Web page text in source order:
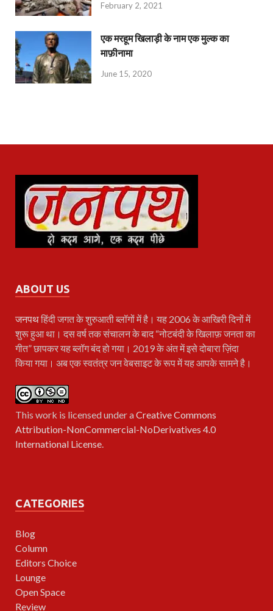
February 2, 2021
एक मरहूम खिलाड़ी के नाम एक मुल्क का
माफ़ीनामा
June 15, 2020
ABOUT US
जनपथहिंदी जगत के शुरुआती ब्लॉगों में है। यह 2006 के आखिरी दिनों में
शुरू हुआ था। दस वर्ष तक संचालन के बाद “नोटबंदी के खिलाफ़ जनता का
गीत” छापकर यह ब्लॉग बंद हो गया। 2019 के अंत में इसे दोबारा ज़िंदा
किया गया। अब एक स्वतंत्र जन वेबसाइट के रूप में यह आपके सामने है।
This work is licensed under aCreative Commons
Attribution-NonCommercial-NoDerivatives 4.0
International License.
CATEGORIES
Blog
Column
Editors Choice
Lounge
Open Space
Review